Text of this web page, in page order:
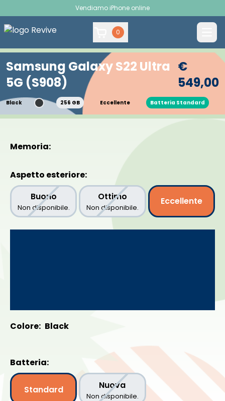
Vendiamo iPhone online
0
Samsung Galaxy S22 Ultra
5G (S908)
€
549,00
Black 256 GB Eccellente Batteria Standard
>
Memoria:
Aspetto esteriore:
Buono
Non disponibile.
Ottimo
Non disponibile.
Eccellente
Colore: Black
Batteria:
Standard Nuova
Non disponibile.